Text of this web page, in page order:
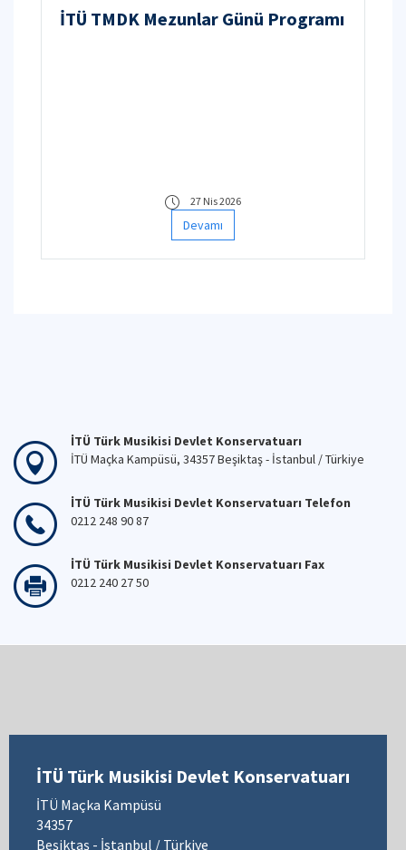
İTÜ TMDK Mezunlar Günü Programı
27 Nis 2026
Devamı
İTÜ Türk Musikisi Devlet Konservatuarı
İTÜ Maçka Kampüsü, 34357 Beşiktaş - İstanbul / Türkiye
İTÜ Türk Musikisi Devlet Konservatuarı Telefon
0212 248 90 87
İTÜ Türk Musikisi Devlet Konservatuarı Fax
0212 240 27 50
İTÜ Türk Musikisi Devlet Konservatuarı
İTÜ Maçka Kampüsü
34357
Beşiktaş - İstanbul / Türkiye